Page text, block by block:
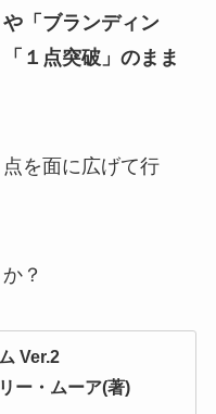
「ブランディン
１点突破」のまま
を面に広げて行
？
Ver.2
ー・ムーア(著)